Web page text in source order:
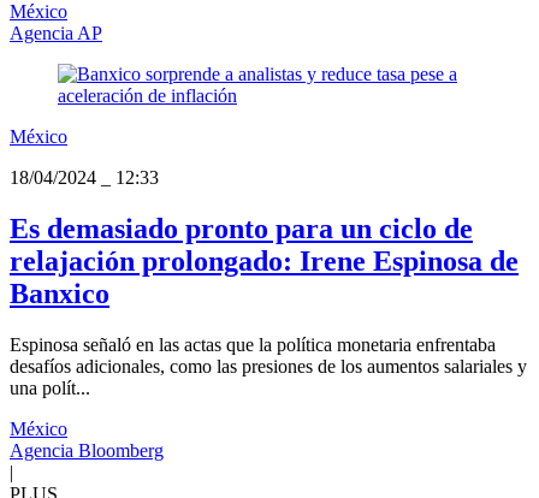
México
Agencia AP
México
18/04/2024
12:33
Es demasiado pronto para un ciclo de
relajación prolongado: Irene Espinosa de
Banxico
Espinosa señaló en las actas que la política monetaria enfrentaba
desafíos adicionales, como las presiones de los aumentos salariales y
una polít...
México
Agencia Bloomberg
|
PLUS